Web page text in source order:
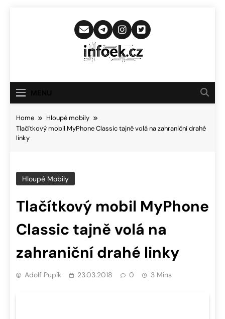
Infoek.cz
Novinkám
Home
Hloupé mobily
Tlačítkový mobil MyPhone Classic tajně volá na zahraniční drahé
linky
Hloupé Mobily
Tlačítkový mobil MyPhone
Classic tajně volá na
zahraniční drahé linky
Adolf Pupík 23.03.2018 0 3 Mins